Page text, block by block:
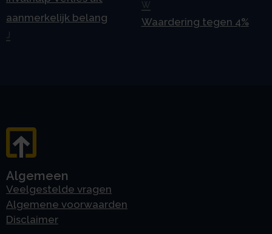
aanmerkelijk belang
W
Waardering tegen 4%
Algemeen
Veelgestelde vragen
Algemene voorwaarden
Disclaimer